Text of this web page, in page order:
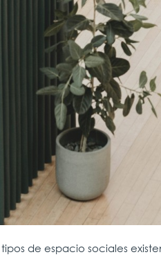
de espacio sociales